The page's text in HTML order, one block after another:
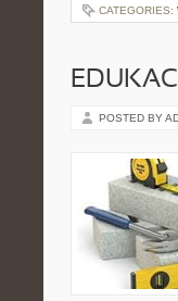
CATEGORIES:
POSTED BY